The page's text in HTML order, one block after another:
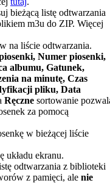
bieżącą listę odtwarzania
m3u do ZIP. Więcej
na liście odtwarzania.
Numer piosenki,
albumu, Gatunek,
na minutę, Czas
pliku, Data
Ręczne sortowanie
za pomocą
w bieżącej liście
układu ekranu.
odtwarzania z biblioteki
z pamięci, ale nie